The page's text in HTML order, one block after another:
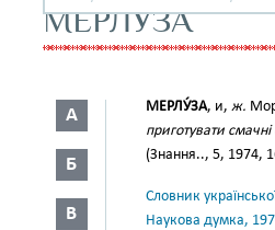
МЕРЛУЗА
А
Б
В
МЕРЛУ́ЗА, и, ж.
приготувати
(Знання.., 5, 1974,
Словник
Наукова думка,